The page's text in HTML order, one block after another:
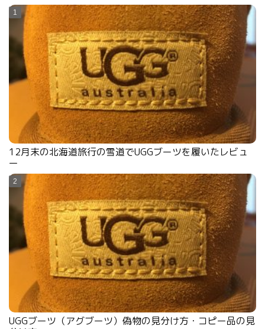
12月末の北海道旅行の雪道でUGGブーツを履いたレビュ
ー
UGGブーツ（アグブーツ）偽物の見分け方・コピー品の見